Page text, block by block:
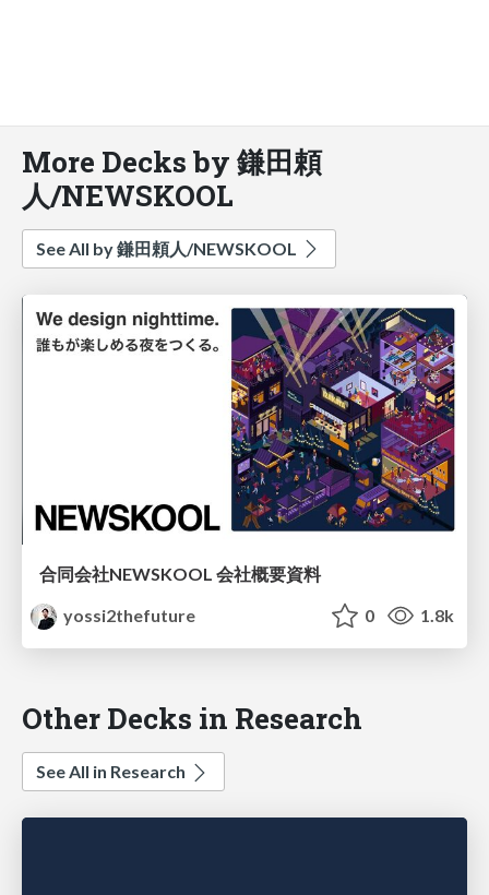
More Decks by 鎌田頼
人/NEWSKOOL
See All by 鎌田頼人/NEWSKOOL
合同会社NEWSKOOL 会社概要資料
yossi2thefuture
0 1.8k
Other Decks in Research
See All in Research